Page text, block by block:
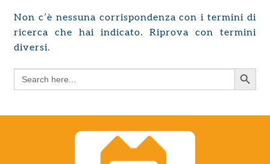
PRODOTTI
Espandi
il
child
PROGETTAZIONE EUROPEA
menu
child
Search
Non c’è nessuna corrispondenza con i termini di
ricerca che hai indicato. Riprova con termini
diversi.
Search
for:
Search Button